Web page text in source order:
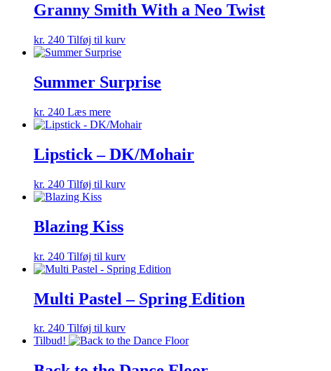
Granny Smith With a Neo Twist
kr. 240 Tilføj til kurv
Summer Surprise
kr. 240 Læs mere
Lipstick – DK/Mohair
kr. 240 Tilføj til kurv
Blazing Kiss
kr. 240 Tilføj til kurv
Multi Pastel – Spring Edition
kr. 240 Tilføj til kurv
Tilbud!